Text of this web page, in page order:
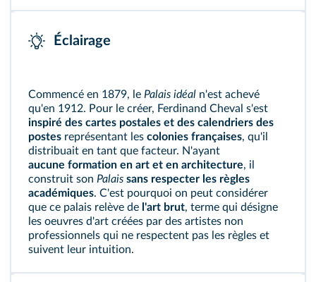
Éclairage
Commencé en 1879, le Palais idéal n'est achevé
qu'en 1912. Pour le créer, Ferdinand Cheval s'est
inspiré des cartes postales et des calendriers des
postes représentant les colonies françaises, qu'il
distribuait en tant que facteur. N'ayant
aucune formation en art et en architecture, il
construit son Palais sans respecter les règles
académiques. C'est pourquoi on peut considérer
que ce palais relève de l'art brut, terme qui désigne
les oeuvres d'art créées par des artistes non
professionnels qui ne respectent pas les règles et
suivent leur intuition.